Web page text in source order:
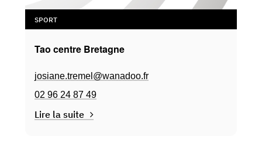
SPORT
Tao centre Bretagne
josiane.tremel@wanadoo.fr
02 96 24 87 49
Lire la suite